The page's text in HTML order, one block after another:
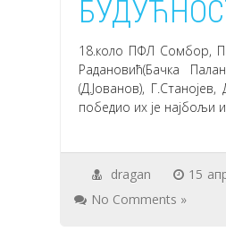
18.коло ПФЛ Сомбор,
Радановић(Бачка
(Д.Јованов),
победио их је најбољи
dragan 15
No Comments »